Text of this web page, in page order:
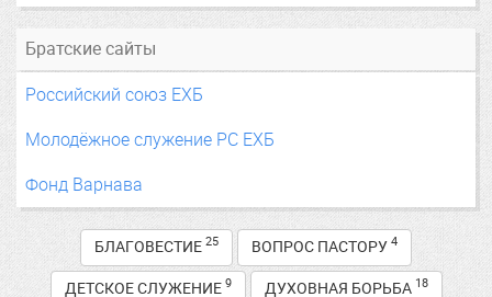
Братские сайты
Российский союз ЕХБ
Молодёжное служение РС ЕХБ
Фонд Варнава
БЛАГОВЕСТИЕ 25 ВОПРОС ПАСТОРУ 4
ДЕТСКОЕ СЛУЖЕНИЕ 9 ДУХОВНАЯ БОРЬБА 18